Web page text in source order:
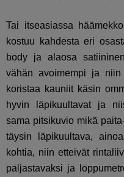
Tai itseasiassa
kostuu kahdesta eri
body ja alaosa
vähän avoimempi ja
koristaa kauniit käsin
hyvin läpikuultavat ja
sama pitsikuvio mikä
täysin läpikuultava,
kohtia, niin etteivät
paljastavaksi ja